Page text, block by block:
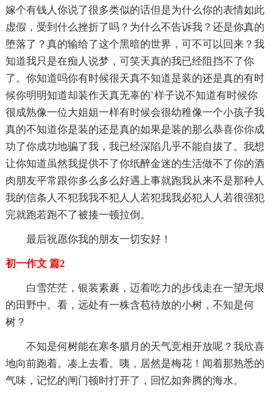
嫁个有钱人你说了很多类似的话但是为什么你的表情如此
虚假，受到什么挫折了吗？为什么不告诉我？还是你真的
堕落了？真的输给了这个黑暗的世界，可不可以回来？我
知道我只是在痴人说梦，可笑天真的我已经阻挡不了你
了。你知道吗你有时候很天真不知道是装的还是真的有时
候你明明知道却装作天真无辜的`样子说不知道有时候你
很成熟像一位大姐姐一样有时候会很幼稚像一个小孩子我
真的不知道你是装的还是真的如果是装的那么恭喜你你成
功了你成功地骗了我，我已经深陷几乎不能自拔了。我想
让你知道虽然我提供不了你纸醉金迷的生活做不了你的酒
肉朋友平常跟你多么多么好遇上事就跑我从来不是那种人
我的信条人不犯我我不犯人人若犯我我必犯人人若很强犯
完就跑若跑不了被揍一顿拉倒。
最后祝愿你我的朋友一切安好！
初一作文 篇2
白雪茫茫，银装素裹，迈着吃力的步伐走在一望无垠
的田野中。看，远处有一株含苞待放的小树，不知是何
树？
不知是何树能在寒冬腊月的天气竞相开放呢？我欣喜
地向前跑着。凑上去看。咦，居然是梅花！闻着那熟悉的
气味，记忆的闸门顿时打开了，回忆如奔腾的海水。